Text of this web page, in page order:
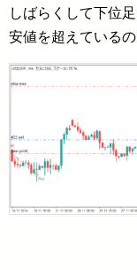
しばらくして下位
安値を超えている